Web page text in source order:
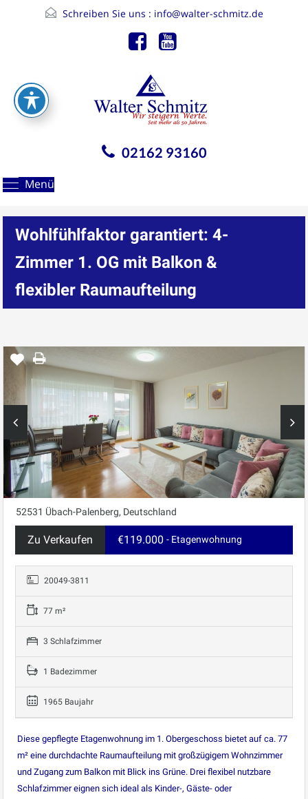
Schreiben Sie uns : info@walter-schmitz.de
02162 93160
Menü
Wohlfühlfaktor garantiert: 4-
Zimmer 1. OG mit Balkon &
flexibler Raumaufteilung
52531 Übach-Palenberg, Deutschland
Zu Verkaufen €119.000 - Etagenwohnung
20049-3811
77 m²
3 Schlafzimmer
1 Badezimmer
1965 Baujahr
Diese gepflegte Etagenwohnung im 1. Obergeschoss bietet auf ca. 77
m² eine durchdachte Raumaufteilung mit großzügigem Wohnzimmer
und Zugang zum Balkon mit Blick ins Grüne. Drei flexibel nutzbare
Schlafzimmer eignen sich ideal als Kinder-, Gäste- oder